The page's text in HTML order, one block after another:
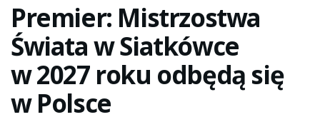
Premier: Mistrzostwa
Świata w Siatkówce
w 2027 roku odbędą się
w Polsce